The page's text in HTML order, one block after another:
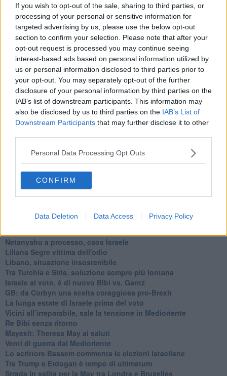
If you wish to opt-out of the sale, sharing to third parties, or
processing of your personal or sensitive information for
targeted advertising by us, please use the below opt-out
section to confirm your selection. Please note that after your
opt-out request is processed you may continue seeing
interest-based ads based on personal information utilized by
us or personal information disclosed to third parties prior to
your opt-out. You may separately opt-out of the further
disclosure of your personal information by third parties on the
IAB’s list of downstream participants. This information may
also be disclosed by us to third parties on the IAB’s List of
Downstream Participants that may further disclose it to other
Personal Data Processing Opt Outs
CONFIRM
Data Deletion Data Access Privacy Policy
Trump-Biden, decolla la sfida
Primarie Usa nel segno del vaccino anti-Covid
La crisi del Libano tra vecchi e nuovi problemi
Il Quirinale, la casa della memoria e della riconciliazione
Santa Sofia: il dolore di Bergoglio
L'addio a ​Zeev Sternhell
Erdogan, al-Sisi e il gioco libico
Bibi in tribunale, l'evento più atteso
Libia, tensione pronta a esplodere
Israele riparte. Con il vecchio Bibi in sella
Il 25 aprile virtuale
Gli errori di Erdogan nell'affrontare il Covid-19
Gli effetti del Coronavirus in Medioriente
Covid-19 in Africa, un rischio per tutto il mondo
Elezioni in Israele, l'allungo finale del Falco
Prosegue la riforma della Chiesa di Francesco
Abu Mazen stoppa Trump: pace mediorientale lontana
Tra Salvini a Roma e Netanyahu a Gerusalemme
Golfo e Medioriente a fuoco per la morte di Soleimani
Netanyahu a processo, caos Israele
Liliana Segre vittima dell'odio
Libano, situazione insostenibile
Tra Turchia e Siria, soluzione sempre più lontana
Israele al voto, è di nuovo Bibi vs. Gantz
GB: da Corbyn una scelta coraggiosa pro-Brexit
La lunga estate di Israele prima del voto
Vicini all’irreparabile, sale la tensione in Medioriente
Re Bibi senza ritorno
Mayexit: Theresa May ai saluti
Venti di guerra dal Medioriente
Lo scrittore Bassem commenta le elezioni israeliane
Tra Trump e Erdogan è tempo di ultimatum
Strada in salita per la May tra Londra e Bruxelles